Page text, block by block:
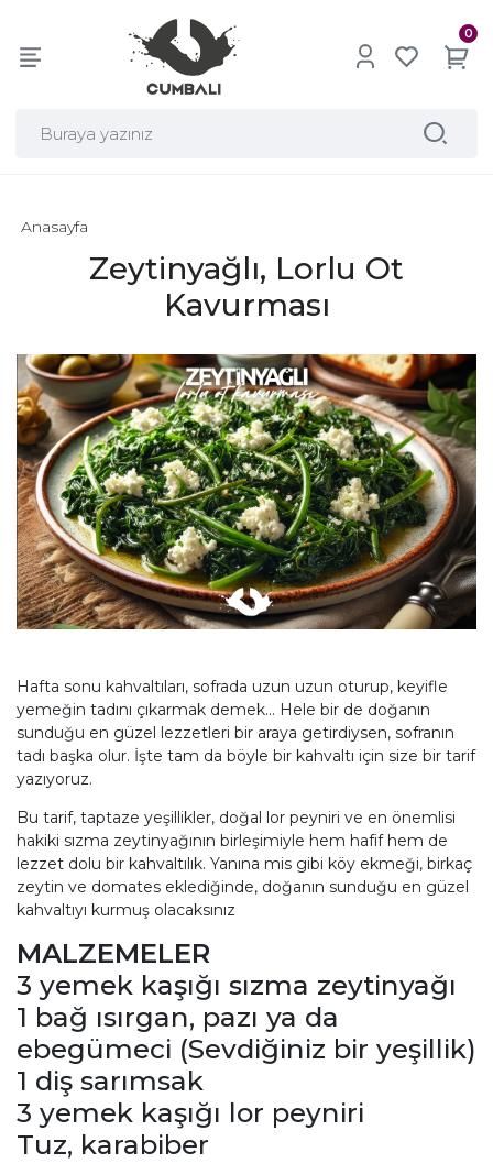
0
Zeytinyağlı, Lorlu Ot
Kavurması
Anasayfa
Hafta sonu kahvaltıları, sofrada uzun uzun oturup, keyifle
yemeğin tadını çıkarmak demek… Hele bir de doğanın
sunduğu en güzel lezzetleri bir araya getirdiysen, sofranın
tadı başka olur. İşte tam da böyle bir kahvaltı için size bir tarif
yazıyoruz.
Bu tarif, taptaze yeşillikler, doğal lor peyniri ve en önemlisi
hakiki sızma zeytinyağının birleşimiyle hem hafif hem de
lezzet dolu bir kahvaltılık. Yanına mis gibi köy ekmeği, birkaç
zeytin ve domates eklediğinde, doğanın sunduğu en güzel
kahvaltıyı kurmuş olacaksınız
MALZEMELER
3 yemek kaşığı sızma zeytinyağı
1 bağ ısırgan, pazı ya da
ebegümeci (Sevdiğiniz bir yeşillik)
1 diş sarımsak
3 yemek kaşığı lor peyniri
Tuz, karabiber